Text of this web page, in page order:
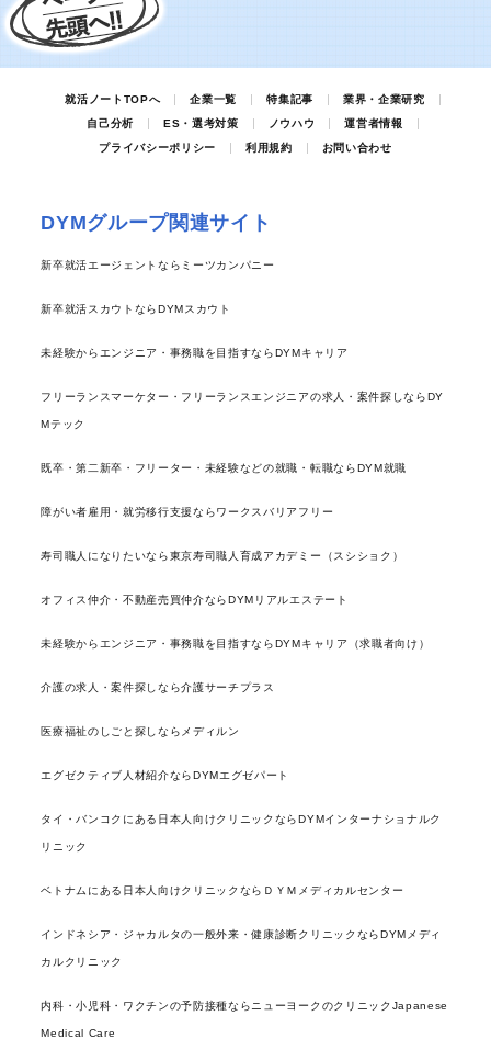
就活ノートTOPへ 企業一覧 特集記事
業界・企業研究
自己分析
ES・選考対策 ノウハウ
運営者情報
プライバシーポリシー
利用規約 お問い合わせ
DYMグループ関連サイト
新卒就活エージェントならミーツカンパニー
新卒就活スカウトならDYMスカウト
未経験からエンジニア・事務職を目指すならDYMキャリア
フリーランスマーケター・フリーランスエンジニアの求人・案件探しならDY
Mテック
既卒・第二新卒・フリーター・未経験などの就職・転職ならDYM就職
障がい者雇用・就労移行支援ならワークスバリアフリー
寿司職人になりたいなら東京寿司職人育成アカデミー（スシショク）
オフィス仲介・不動産売買仲介ならDYMリアルエステート
未経験からエンジニア・事務職を目指すならDYMキャリア（求職者向け）
介護の求人・案件探しなら介護サーチプラス
医療福祉のしごと探しならメディルン
エグゼクティブ人材紹介ならDYMエグゼパート
タイ・バンコクにある日本人向けクリニックならDYMインターナショナルク
リニック
ベトナムにある日本人向けクリニックならＤＹＭメディカルセンター
インドネシア・ジャカルタの一般外来・健康診断クリニックならDYMメディ
カルクリニック
内科・小児科・ワクチンの予防接種ならニューヨークのクリニックJapanese
Medical Care